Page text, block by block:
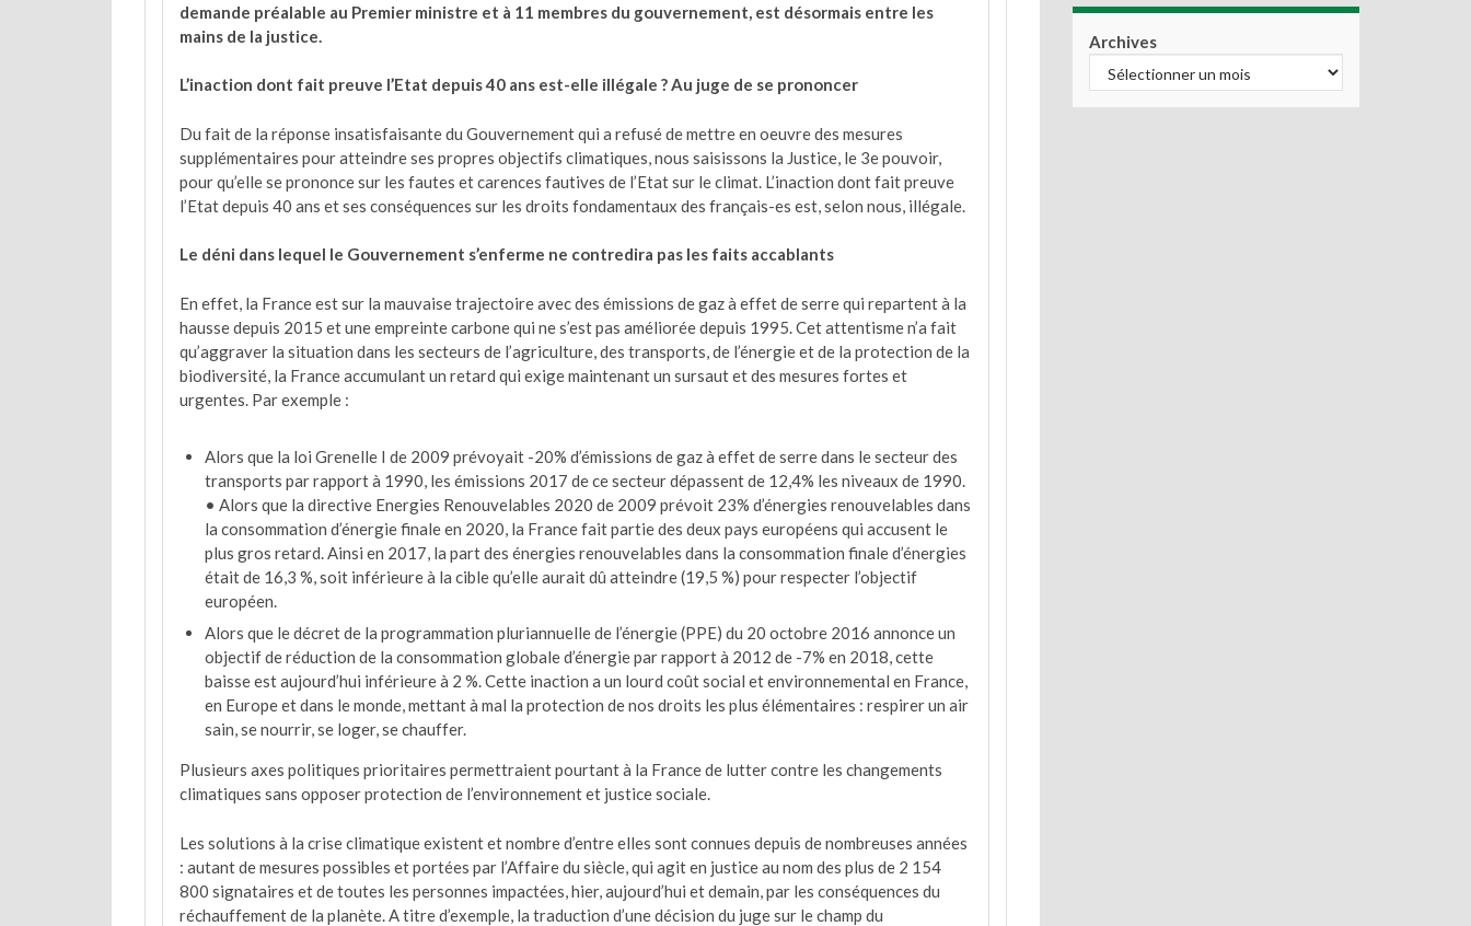
demande préalable au Premier ministre et à 11 membres du gouvernement, est désormais entre les
mains de la justice.
L’inaction dont fait preuve l’Etat depuis 40 ans est-elle illégale ? Au juge de se prononcer
Du fait de la réponse insatisfaisante du Gouvernement qui a refusé de mettre en oeuvre des mesures
supplémentaires pour atteindre ses propres objectifs climatiques, nous saisissons la Justice, le 3e pouvoir,
pour qu’elle se prononce sur les fautes et carences fautives de l’Etat sur le climat. L’inaction dont fait preuve
l’Etat depuis 40 ans et ses conséquences sur les droits fondamentaux des français-es est, selon nous, illégale.
Le déni dans lequel le Gouvernement s’enferme ne contredira pas les faits accablants
En effet, la France est sur la mauvaise trajectoire avec des émissions de gaz à effet de serre qui repartent à la
hausse depuis 2015 et une empreinte carbone qui ne s’est pas améliorée depuis 1995. Cet attentisme n’a fait
qu’aggraver la situation dans les secteurs de l’agriculture, des transports, de l’énergie et de la protection de la
biodiversité, la France accumulant un retard qui exige maintenant un sursaut et des mesures fortes et
urgentes. Par exemple :
Alors que la loi Grenelle I de 2009 prévoyait -20% d’émissions de gaz à effet de serre dans le secteur des
transports par rapport à 1990, les émissions 2017 de ce secteur dépassent de 12,4% les niveaux de 1990.
• Alors que la directive Energies Renouvelables 2020 de 2009 prévoit 23% d’énergies renouvelables dans
la consommation d’énergie finale en 2020, la France fait partie des deux pays européens qui accusent le
plus gros retard. Ainsi en 2017, la part des énergies renouvelables dans la consommation finale d’énergies
était de 16,3 %, soit inférieure à la cible qu’elle aurait dû atteindre (19,5 %) pour respecter l’objectif
européen.
Alors que le décret de la programmation pluriannuelle de l’énergie (PPE) du 20 octobre 2016 annonce un
objectif de réduction de la consommation globale d’énergie par rapport à 2012 de -7% en 2018, cette
baisse est aujourd’hui inférieure à 2 %. Cette inaction a un lourd coût social et environnemental en France,
en Europe et dans le monde, mettant à mal la protection de nos droits les plus élémentaires : respirer un air
sain, se nourrir, se loger, se chauffer.
Plusieurs axes politiques prioritaires permettraient pourtant à la France de lutter contre les changements
climatiques sans opposer protection de l’environnement et justice sociale.
Les solutions à la crise climatique existent et nombre d’entre elles sont connues depuis de nombreuses années
: autant de mesures possibles et portées par l’Affaire du siècle, qui agit en justice au nom des plus de 2 154
800 signataires et de toutes les personnes impactées, hier, aujourd’hui et demain, par les conséquences du
réchauffement de la planète. A titre d’exemple, la traduction d’une décision du juge sur le champ du
Archives